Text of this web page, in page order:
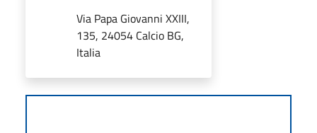
Via Papa Giovanni XXIII,
135, 24054 Calcio BG,
Italia